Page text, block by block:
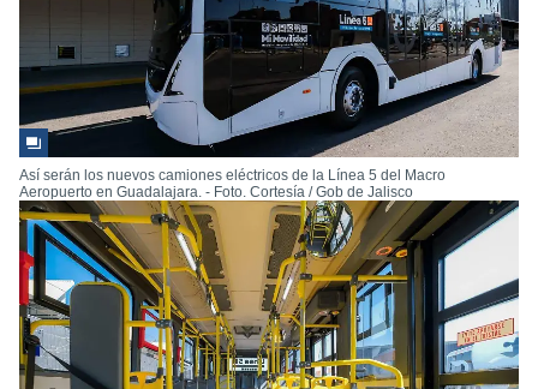
Así serán los nuevos camiones eléctricos de la Línea 5 del Macro
Aeropuerto en Guadalajara. - Foto. Cortesía / Gob de Jalisco